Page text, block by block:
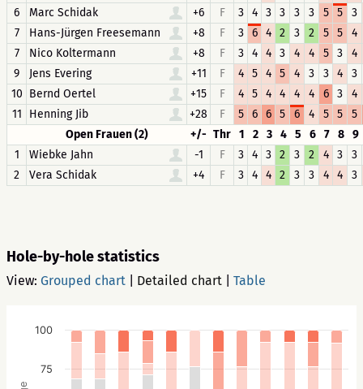
6
Marc Schidak +6 F 3 4 3 3 3 3 5 5
3
7
Hans-Jürgen Freesemann +8 F 3 6 4 2 3 2 5 5
4
7
Nico Koltermann +8 F 3 4 4 3 4 4 5 3
4
9
Jens Evering +11 F 4 5 4 5 4 3 3 4
3
10 Bernd Oertel +15 F 4 5 4 4 4 4 6 3
4
11
Henning Jib +28 F 5 6 6 5 6 4 5 5
5
Open Frauen (2)
+/- Thr 1 2 3 4 5 6 7 8 9
1
Wiebke Jahn -1 F 3 4 3 2 3 2 4 3
3
2
Vera Schidak +4 F 3 4 4 2 3 3 4 4 3
Hole-by-hole statistics
View: Grouped chart Detailed chart Table
75
100